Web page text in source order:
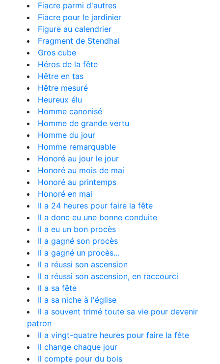
Fiacre parmi d'autres
Fiacre pour le jardinier
Figure au calendrier
Fragment de Stendhal
Gros cube
Héros de la fête
Hêtre en tas
Hêtre mesuré
Heureux élu
Homme canonisé
Homme de grande vertu
Homme du jour
Homme remarquable
Honoré au jour le jour
Honoré au mois de mai
Honoré au printemps
Honoré en mai
Il a 24 heures pour faire la fête
Il a donc eu une bonne conduite
Il a eu un bon procès
Il a gagné son procès
Il a gagné un procès…
Il a réussi son ascension
Il a réussi son ascension, en raccourci
Il a sa fête
Il a sa niche à l'église
Il a souvent trimé toute sa vie pour devenir
patron
Il a vingt-quatre heures pour faire la fête
Il change chaque jour
Il compte pour du bois